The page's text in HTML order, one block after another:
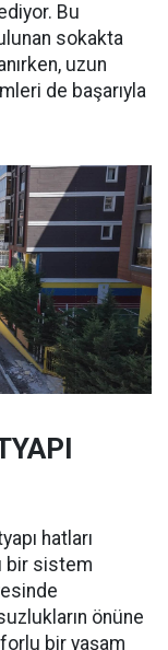
Bu
sokakta
uzun
de başarıyla
hatları
bir sistem
önüne
bir yaşam